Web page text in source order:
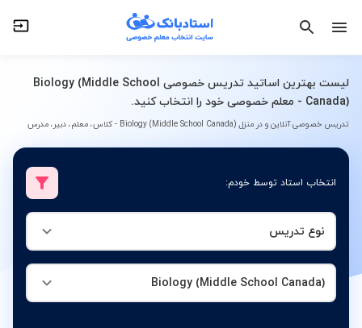
لیست بهترین اساتید تدریس خصوصی Biology (Middle School
Canada) - معلم خصوصی خود را انتخاب کنید.
تدریس خصوصی آنلاین و در منزل Biology (Middle School Canada) - کلاس، معلم، دبیر، مدرس
انتخاب استاد توسط خودم:
نوع تدریس
Biology (Middle School Canada)